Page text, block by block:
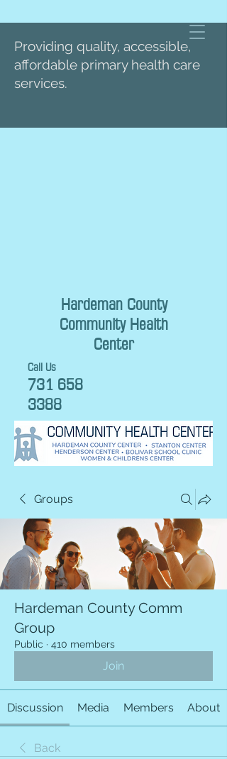
Providing quality, accessible,
affordable primary health care
services.
Hardeman County
Community Health
Center
Call Us
731 658
3388
Groups
Hardeman County Comm
Group
Public · 410 members
Join
Discussion Media Members About
Back